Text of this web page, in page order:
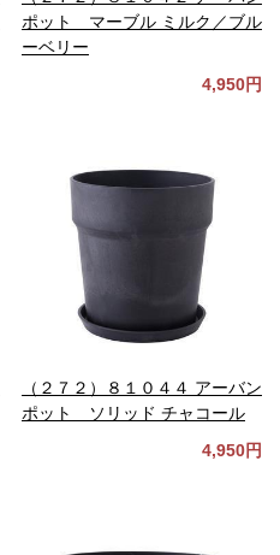
ポット マーブル ミルク／ブル
ーベリー
4,950円
（２７２）８１０４４ アーバン
ポット ソリッド チャコール
4,950円